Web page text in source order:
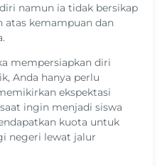
namun ia tidak bersikap
kemampuan dan
mempersiapkan diri
Anda hanya perlu
ekspektasi
ingin menjadi siswa
kuota untuk
negeri lewat jalur